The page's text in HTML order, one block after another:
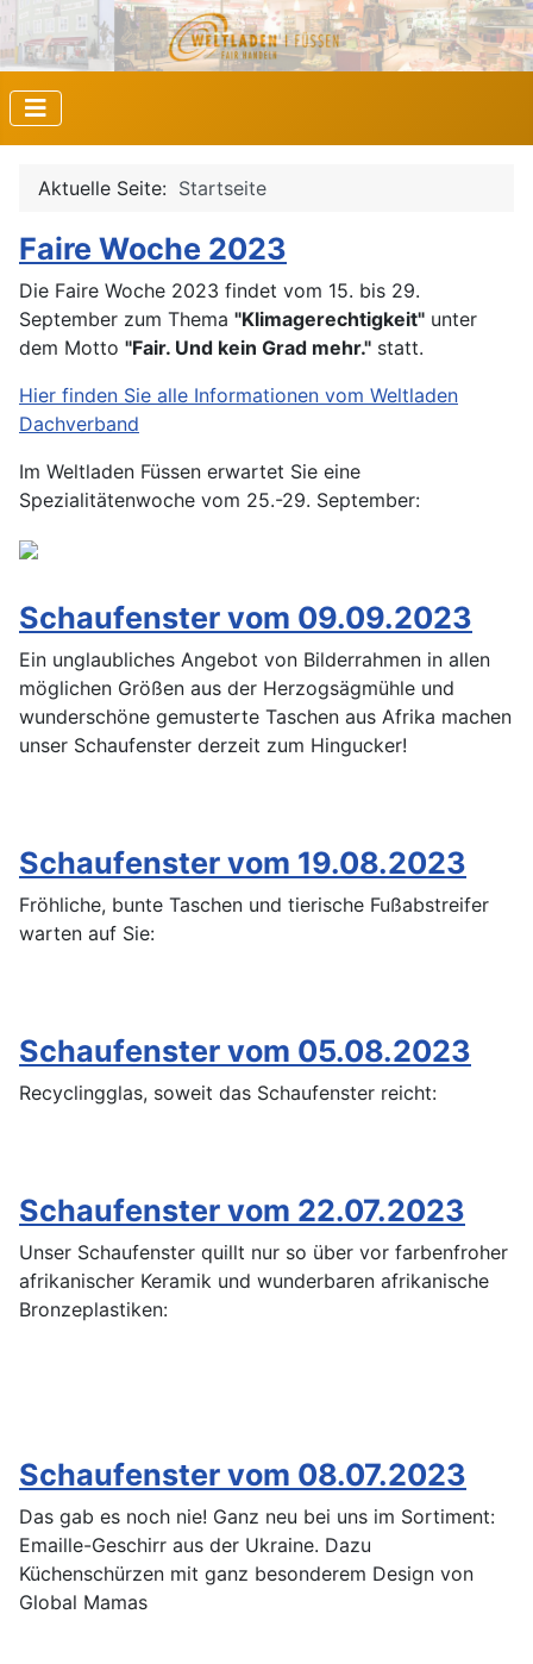
Aktuelle Seite: Startseite
Faire Woche 2023
Die Faire Woche 2023 findet vom 15. bis 29.
September zum Thema "Klimagerechtigkeit" unter
dem Motto "Fair. Und kein Grad mehr." statt.
Hier finden Sie alle Informationen vom Weltladen
Dachverband
Im Weltladen Füssen erwartet Sie eine
Spezialitätenwoche vom 25.-29. September:
Schaufenster vom 09.09.2023
Ein unglaubliches Angebot von Bilderrahmen in allen
möglichen Größen aus der Herzogsägmühle und
wunderschöne gemusterte Taschen aus Afrika machen
unser Schaufenster derzeit zum Hingucker!
Schaufenster vom 19.08.2023
Fröhliche, bunte Taschen und tierische Fußabstreifer
warten auf Sie:
Schaufenster vom 05.08.2023
Recyclingglas, soweit das Schaufenster reicht:
Schaufenster vom 22.07.2023
Unser Schaufenster quillt nur so über vor farbenfroher
afrikanischer Keramik und wunderbaren afrikanische
Bronzeplastiken:
Schaufenster vom 08.07.2023
Das gab es noch nie! Ganz neu bei uns im Sortiment:
Emaille-Geschirr aus der Ukraine. Dazu
Küchenschürzen mit ganz besonderem Design von
Global Mamas